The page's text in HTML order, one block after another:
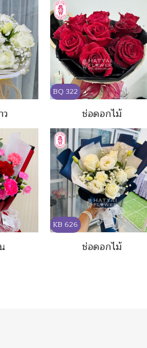
BQ 322
ช่อดอกไม้
KB 626
ช่อดอกไม้